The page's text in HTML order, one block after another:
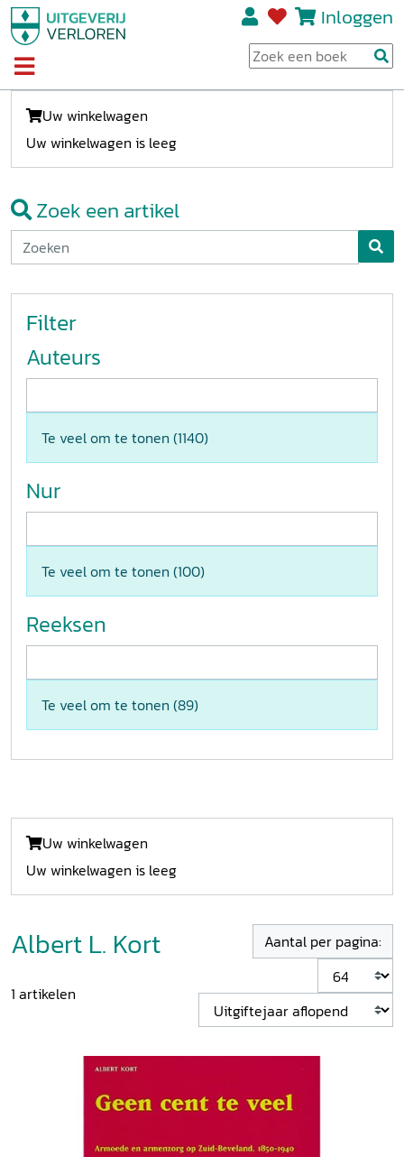
Inloggen
Uw winkelwagen
Uw winkelwagen is leeg
Zoek een artikel
Filter
Auteurs
Te veel om te tonen (1140)
Nur
Te veel om te tonen (100)
Reeksen
Te veel om te tonen (89)
Uw winkelwagen
Uw winkelwagen is leeg
Albert L. Kort
1 artikelen
Aantal per pagina: